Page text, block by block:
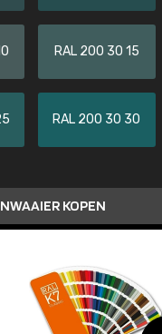
RAL 200 30 15
RAL 200 30 30
KOPEN